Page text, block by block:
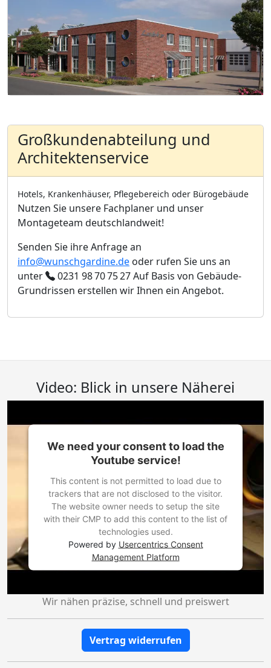
Großkundenabteilung und
Architektenservice
Hotels, Krankenhäuser, Pflegebereich oder Bürogebäude
Nutzen Sie unsere Fachplaner und unser
Montageteam deutschlandweit!
Senden Sie ihre Anfrage an
info@wunschgardine.de oder rufen Sie uns an
unter
0231 98 70 75 27Auf Basis von Gebäude-
Grundrissen erstellen wir Ihnen ein Angebot.
Video: Blick in unsere Näherei
We need your consent to load the
Youtube service!
This content is not permitted to load due to
trackers that are not disclosed to the visitor.
The website owner needs to setup the site
with their CMP to add this content to the list of
technologies used.
Powered by Usercentrics Consent
Management Platform
Wir nähen präzise, schnell und preiswert
Vertrag widerrufen